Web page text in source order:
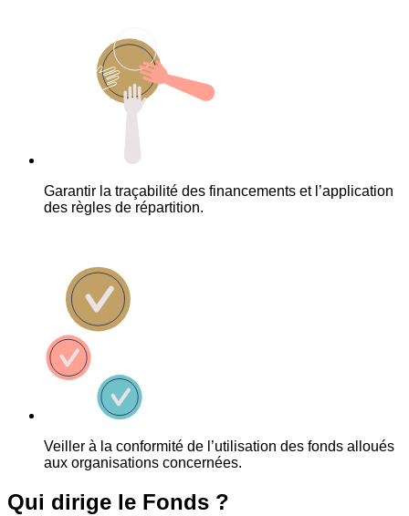
Garantir la traçabilité des financements et l’application
des règles de répartition.
Veiller à la conformité de l’utilisation des fonds alloués
aux organisations concernées.
Qui dirige le Fonds ?